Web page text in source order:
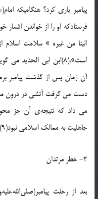
پيامبر ياري كرد؟ هنگاميكه
فرستادكه او را از خواندن
الينا من غيره » سلامت اسلام
است».(8)ابن ابي الحديد
آن زمان پس از گذشت پيامبر
دست مي گرفت آتشي در درون
مي داد كه نتيجه‌ي آن جز
جاهليت به ممالك اسلامي نبود(9)
2- خطر مرتدان
بعد از رحلت